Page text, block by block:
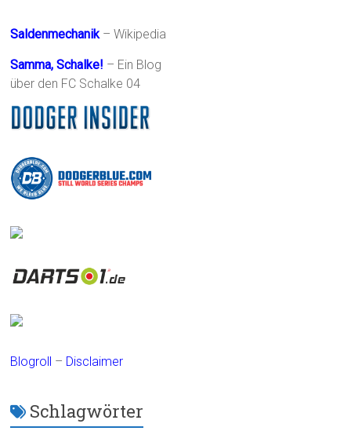
Saldenmechanik– Wikipedia
Samma, Schalke! – Ein Blog
über den FC Schalke 04
Blogroll – Disclaimer
Schlagwörter